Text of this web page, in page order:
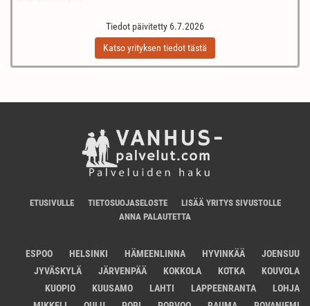
Tiedot päivitetty 6.7.2026
Katso yrityksen tiedot tästä
ETUSIVULLE TIETOSUOJASELOSTE
LISÄÄ YRITYS SIVUSTOLLE
ANNA PALAUTETTA
ESPOO HELSINKI HÄMEENLINNA HYVINKÄÄ
JOENSUU
JYVÄSKYLÄ
JÄRVENPÄÄ KOKKOLA KOTKA
KOUVOLA
KUOPIO
KUUSAMO LAHTI LAPPEENRANTA
LOHJA